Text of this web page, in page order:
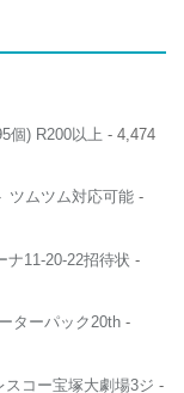
個) R200以上 - 4,474
ツムツム対応可能 -
ナ11-20-22招待状 -
ターパック20th -
コー宝塚大劇場3ジ -